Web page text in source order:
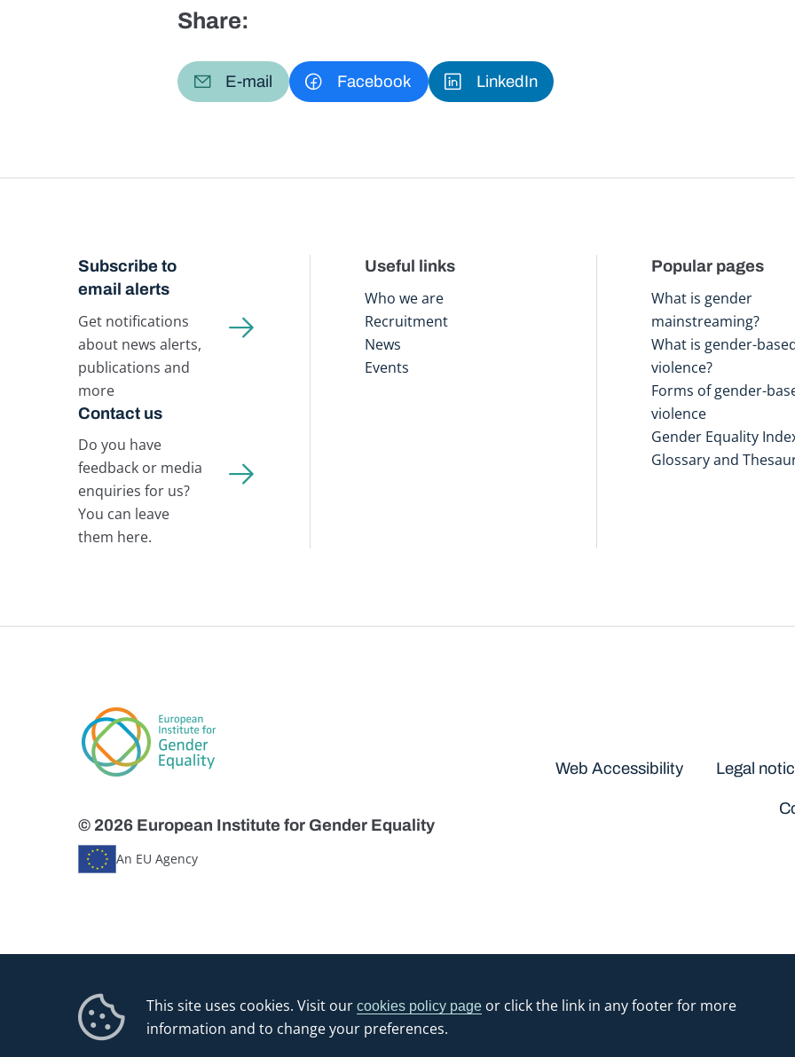
This site uses cookies. Visit ourcookies policy page or click the link in any footer for more
information and to change your preferences.
Share:
E-mail Facebook LinkedIn
Subscribe to
email alerts
Get notifications
about news alerts,
publications and
more
Contact us
Do you have
feedback or media
enquiries for us?
You can leave
them here.
Useful links
Who we are
Recruitment
News
Events
Popular pages
What is gender
mainstreaming?
What is gender-
violence?
Forms of gender-
violence
Gender Equality
Glossary and
© 2026 European Institute for Gender Equality
An EU Agency
Web Accessibility Legal